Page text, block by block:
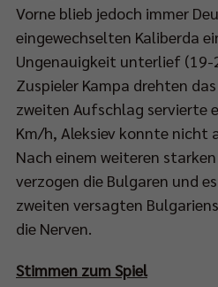
Vorne blieb jedoch immer
eingewechselten Kaliberda
Ungenauigkeit unterlief (19-
Zuspieler Kampa drehten
zweiten Aufschlag servierte
Km/h, Aleksiev konnte nicht
Nach einem weiteren
verzogen die Bulgaren und
zweiten versagten
die Nerven.
Stimmen zum Spiel